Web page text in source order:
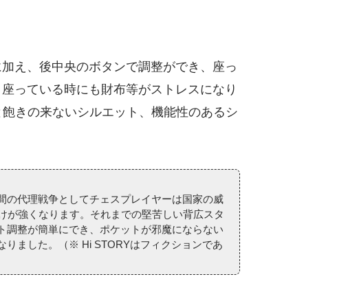
え、後中央のボタンで調整ができ、座っ
っている時にも財布等がストレスになり
きの来ないシルエット、機能性のあるシ
代理戦争としてチェスプレイヤーは国家の威
強くなります。それまでの堅苦しい背広スタ
整が簡単にでき、ポケットが邪魔にならない
りました。（※ Hi STORYはフィクションであ